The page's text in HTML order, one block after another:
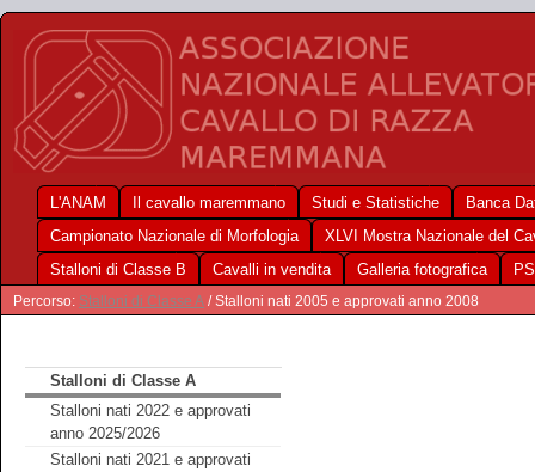
L'ANAM Il cavallo maremmano Studi e Statistiche
Banca
Campionato Nazionale di Morfologia
XLVI Mostra Nazionale del
Stalloni di Classe B
Cavalli in vendita Galleria fotografica
Percorso: Stalloni di Classe A / Stalloni nati 2005 e approvati anno 2008
Stalloni di Classe A
Stalloni nati 2022 e approvati
anno 2025/2026
Stalloni nati 2021 e approvati